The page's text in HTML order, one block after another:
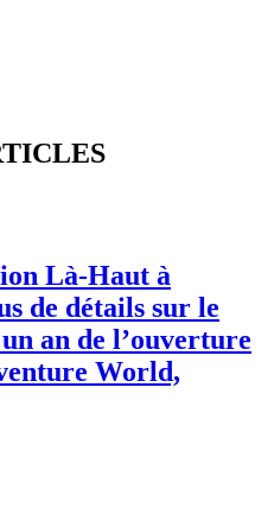
Là-Haut à
de détails sur le
an de l’ouverture
World,